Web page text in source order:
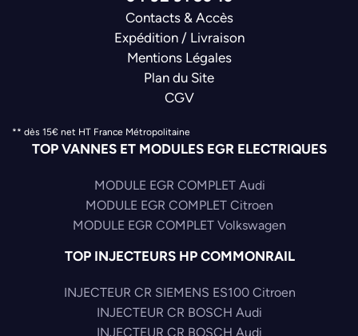
Contacts & Accès
Expédition / Livraison
Mentions Légales
Plan du Site
CGV
** dès 15€ net HT France Métropolitaine
TOP VANNES ET MODULES EGR ELECTRIQUES
MODULE EGR COMPLET Audi
MODULE EGR COMPLET Citroen
MODULE EGR COMPLET Volkswagen
TOP INJECTEURS HP COMMONRAIL
INJECTEUR CR SIEMENS ES100 Citroen
INJECTEUR CR BOSCH Audi
INJECTEUR CR BOSCH Audi